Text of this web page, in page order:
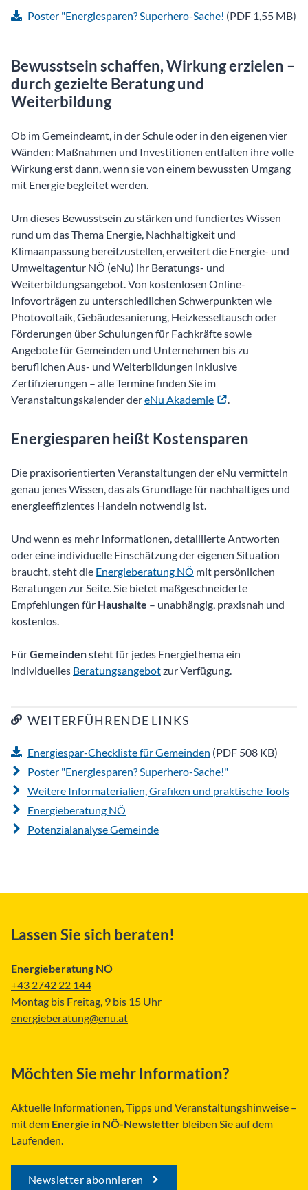
Poster "Energiesparen? Superhero-Sache! (PDF 1,55 MB)
Bewusstsein schaffen, Wirkung erzielen –
durch gezielte Beratung und
Weiterbildung
Ob im Gemeindeamt, in der Schule oder in den eigenen vier
Wänden: Maßnahmen und Investitionen entfalten ihre volle
Wirkung erst dann, wenn sie von einem bewussten Umgang
mit Energie begleitet werden.
Um dieses Bewusstsein zu stärken und fundiertes Wissen
rund um das Thema Energie, Nachhaltigkeit und
Klimaanpassung bereitzustellen, erweitert die Energie- und
Umweltagentur NÖ (eNu) ihr Beratungs- und
Weiterbildungsangebot. Von kostenlosen Online-
Infovorträgen zu unterschiedlichen Schwerpunkten wie
Photovoltaik, Gebäudesanierung, Heizkesseltausch oder
Förderungen über Schulungen für Fachkräfte sowie
Angebote für Gemeinden und Unternehmen bis zu
beruflichen Aus- und Weiterbildungen inklusive
Zertifizierungen – alle Termine finden Sie im
Veranstaltungskalender dereNu Akademie .
Energiesparen heißt Kostensparen
Die praxisorientierten Veranstaltungen der eNu vermitteln
genau jenes Wissen, das als Grundlage für nachhaltiges und
energieeffizientes Handeln notwendig ist.
Und wenn es mehr Informationen, detaillierte Antworten
oder eine individuelle Einschätzung der eigenen Situation
braucht, steht die Energieberatung NÖ mit persönlichen
Beratungen zur Seite. Sie bietet maßgeschneiderte
Empfehlungen für Haushalte – unabhängig, praxisnah und
kostenlos.
FürGemeindensteht für jedes Energiethema ein
individuelles Beratungsangebotzur Verfügung.
WEITERFÜHRENDE LINKS
Energiespar-Checkliste für Gemeinden (PDF 508 KB)
Poster "Energiesparen? Superhero-Sache!"
Weitere Informaterialien, Grafiken und praktische Tools
Energieberatung NÖ
Potenzialanalyse Gemeinde
Lassen Sie sich beraten!
Energieberatung NÖ
+43 2742 22 144
Montag bis Freitag, 9 bis 15 Uhr
energieberatung@enu.at
Möchten Sie mehr Information?
Aktuelle Informationen, Tipps und Veranstaltungshinweise –
mit dem Energie in NÖ-Newsletter bleiben Sie auf dem
Laufenden.
Newsletter abonnieren